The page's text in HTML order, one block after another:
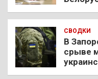
СВОДКИ
В
срыве